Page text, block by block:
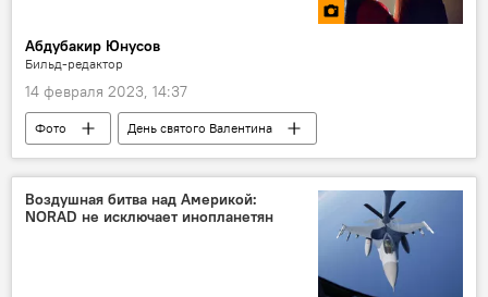
Абдубакир Юнусов
Бильд-редактор
14 февраля 2023, 14:37
Фото
День святого Валентина
Ботанический сад
парк
Воздушная битва над Америкой:
NORAD не исключает инопланетян